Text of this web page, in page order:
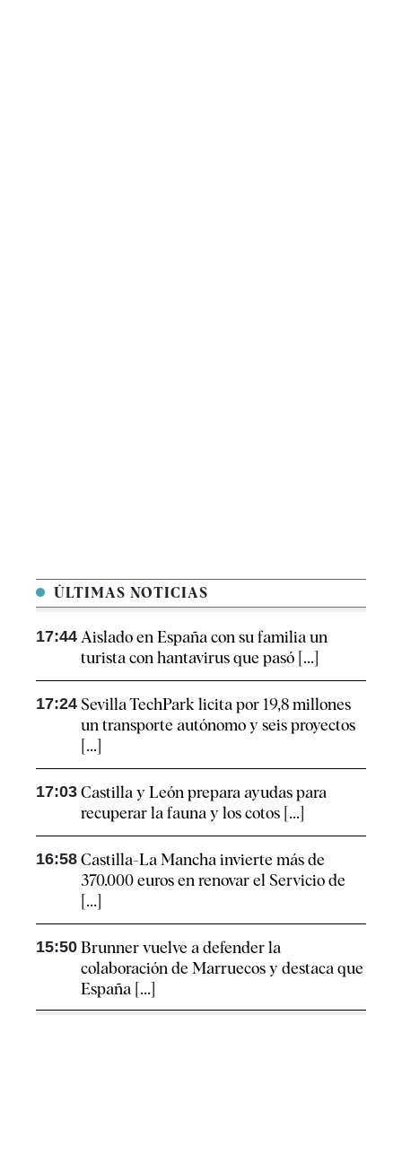
ÚLTIMAS NOTICIAS
17:44 Aislado en España con su familia un
turista con hantavirus que pasó [...]
17:24 Sevilla TechPark licita por 19,8 millones
un transporte autónomo y seis proyectos
[...]
17:03 Castilla y León prepara ayudas para
recuperar la fauna y los cotos [...]
16:58 Castilla-La Mancha invierte más de
370.000 euros en renovar el Servicio de
[...]
15:50 Brunner vuelve a defender la
colaboración de Marruecos y destaca que
España [...]